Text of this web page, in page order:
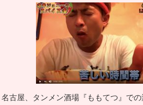
名古屋、タンメン酒場『ももてつ』で